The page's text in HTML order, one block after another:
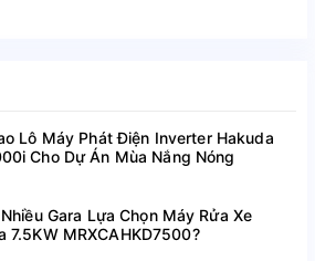
Lô Máy Phát Điện Inverter Hakuda
Cho Dự Án Mùa Nắng Nóng
Gara Lựa Chọn Máy Rửa Xe
7.5KW MRXCAHKD7500?